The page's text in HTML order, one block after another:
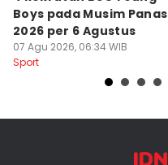
Boys pada Musim Panas
2026 per 6 Agustus
07 Agu 2026, 06:34 WIB
Sport